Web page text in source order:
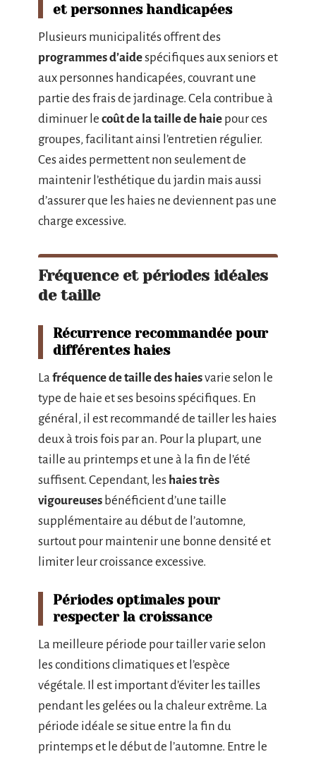
et personnes handicapées
Plusieurs municipalités offrent des
programmes d’aidespécifiques aux seniors et
aux personnes handicapées, couvrant une
partie des frais de jardinage. Cela contribue à
diminuer le coût de la taille de haie pour ces
groupes, facilitant ainsi l’entretien régulier.
Ces aides permettent non seulement de
maintenir l’esthétique du jardin mais aussi
d’assurer que les haies ne deviennent pas une
charge excessive.
Fréquence et périodes idéales
de taille
Récurrence recommandée pour
différentes haies
La fréquence de taille des haiesvarie selon le
type de haie et ses besoins spécifiques. En
général, il est recommandé de tailler les haies
deux à trois fois par an. Pour la plupart, une
taille au printemps et une à la fin de l’été
suffisent. Cependant, les haies très
vigoureuses bénéficient d’une taille
supplémentaire au début de l’automne,
surtout pour maintenir une bonne densité et
limiter leur croissance excessive.
Périodes optimales pour
respecter la croissance
La meilleure période pour tailler varie selon
les conditions climatiques et l’espèce
végétale. Il est important d’éviter les tailles
pendant les gelées ou la chaleur extrême. La
période idéale se situe entre la fin du
printemps et le début de l’automne. Entre le